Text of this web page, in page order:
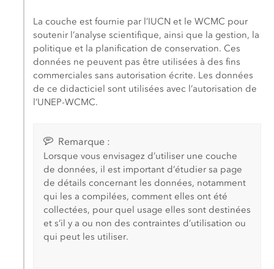
La couche est fournie par l’IUCN et le WCMC pour
soutenir l’analyse scientifique, ainsi que la gestion, la
politique et la planification de conservation. Ces
données ne peuvent pas être utilisées à des fins
commerciales sans autorisation écrite. Les données
de ce didacticiel sont utilisées avec l’autorisation de
l’UNEP-WCMC.
Remarque :
Lorsque vous envisagez d’utiliser une couche
de données, il est important d’étudier sa page
de détails concernant les données, notamment
qui les a compilées, comment elles ont été
collectées, pour quel usage elles sont destinées
et s’il y a ou non des contraintes d’utilisation ou
qui peut les utiliser.